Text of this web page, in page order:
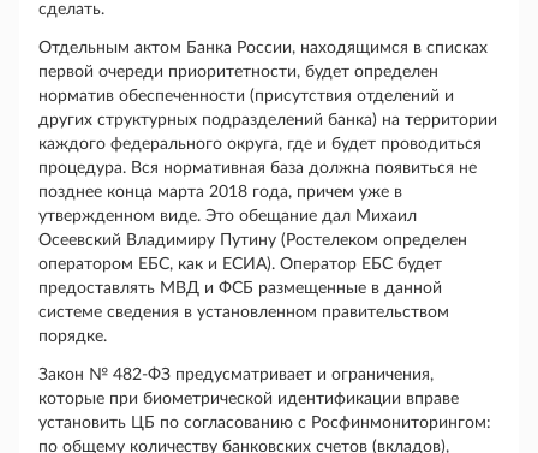
сделать.
Отдельным актом Банка России, находящимся в списках
первой очереди приоритетности, будет определен
норматив обеспеченности (присутствия отделений и
других структурных подразделений банка) на территории
каждого федерального округа, где и будет проводиться
процедура. Вся нормативная база должна появиться не
позднее конца марта 2018 года, причем уже в
утвержденном виде. Это обещание дал Михаил
Осеевский Владимиру Путину (Ростелеком определен
оператором ЕБС, как и ЕСИА). Оператор ЕБС будет
предоставлять МВД и ФСБ размещенные в данной
системе сведения в установленном правительством
порядке.
Закон № 482-ФЗ предусматривает и ограничения,
которые при биометрической идентификации вправе
установить ЦБ по согласованию с Росфинмониторингом:
по общему количеству банковских счетов (вкладов),